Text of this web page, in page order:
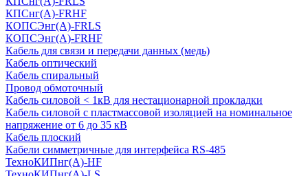
КПСнг(А)-FRHF
КОПСЭнг(А)-FRLS
КОПСЭнг(А)-FRHF
Кабель для связи и передачи данных (медь)
Кабель оптический
Кабель спиральный
Провод обмоточный
Кабель силовой < 1кВ для нестационарной прокладки
Кабель силовой с пластмассовой изоляцией на номинальное
напряжение от 6 до 35 кВ
Кабель плоский
Кабели симметричные для интерфейса RS-485
ТеxноКИПнг(A)-HF